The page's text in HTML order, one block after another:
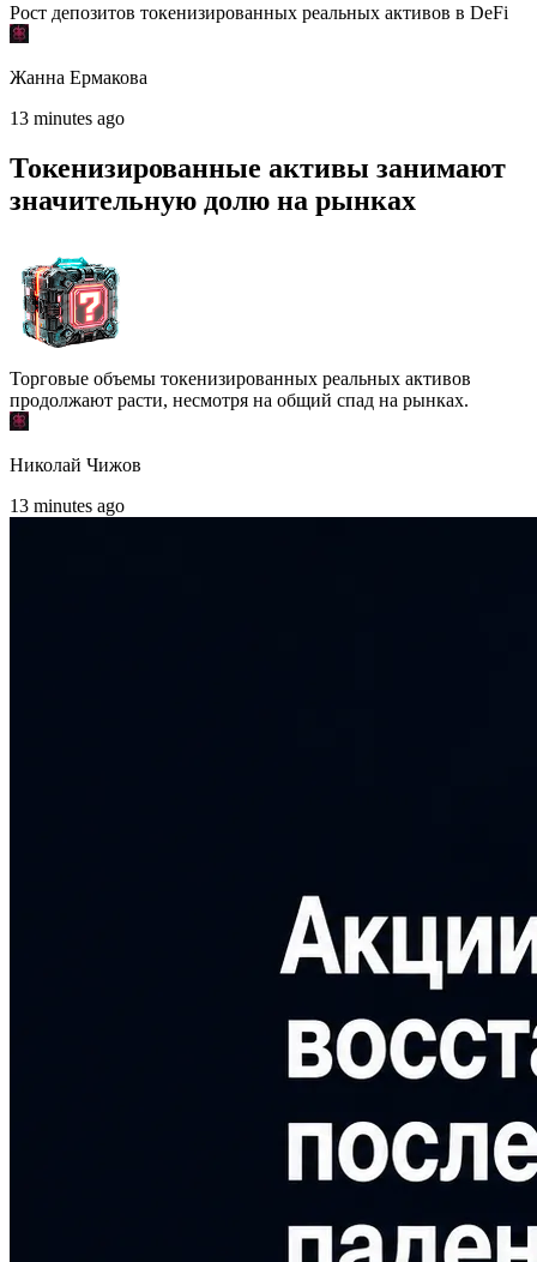
Рост депозитов токенизированных реальных активов в DeFi
Жанна Ермакова
13 minutes ago
Токенизированные активы занимают
значительную долю на рынках
Торговые объемы токенизированных реальных активов
продолжают расти, несмотря на общий спад на рынках.
Николай Чижов
13 minutes ago